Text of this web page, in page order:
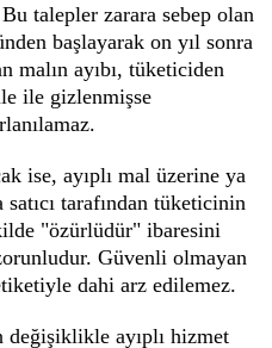
talepler zarara sebep olan
başlayarak on yıl sonra
malın ayıbı, tüketiciden
ile gizlenmişse
ise, ayıplı mal üzerine ya
tarafından tüketicinin
"özürlüdür" ibaresini
Güvenli olmayan
dahi arz edilemez.
değişiklikle ayıplı hizmet